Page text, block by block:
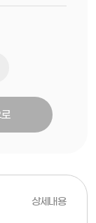
상세내용